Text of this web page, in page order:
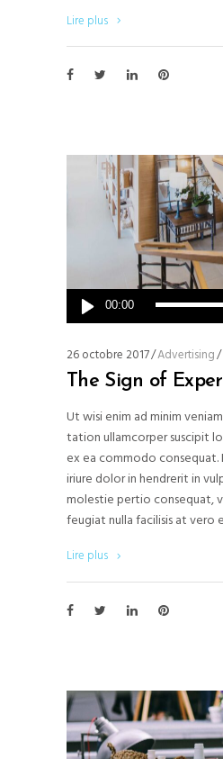
Lire plus
Lecteur
audio
00:00
26 octobre 2017 Advertising
The Sign of
Ut wisi enim ad minim
tation ullamcorper suscipit
ex ea commodo consequat.
iriure dolor in hendrerit in
molestie pertio consequat,
feugiat nulla facilisis at vero
Lire plus